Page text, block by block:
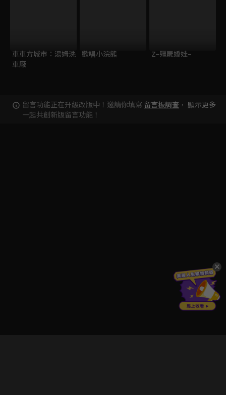
車車方城市：湯姆洗
車廠
歡唱小浣熊 Z–殭屍嬌娃–
留言功能正在升級改版中！邀請你填寫 留言板調查 ，
一起共創新版留言功能！
顯示更多